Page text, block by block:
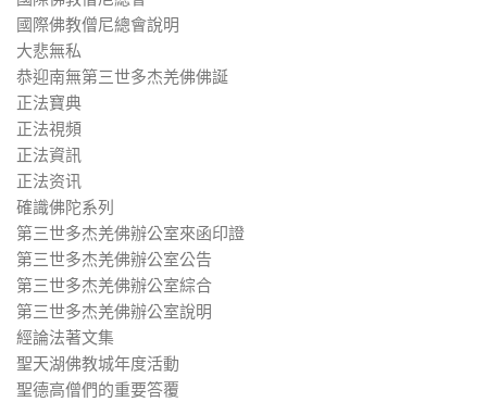
國際佛教僧尼總會說明
大悲無私
恭迎南無第三世多杰羌佛佛誕
正法寶典
正法視頻
正法資訊
正法资讯
確識佛陀系列
第三世多杰羌佛辦公室來函印證
第三世多杰羌佛辦公室公告
第三世多杰羌佛辦公室綜合
第三世多杰羌佛辦公室說明
經論法著文集
聖天湖佛教城年度活動
聖德高僧們的重要答覆